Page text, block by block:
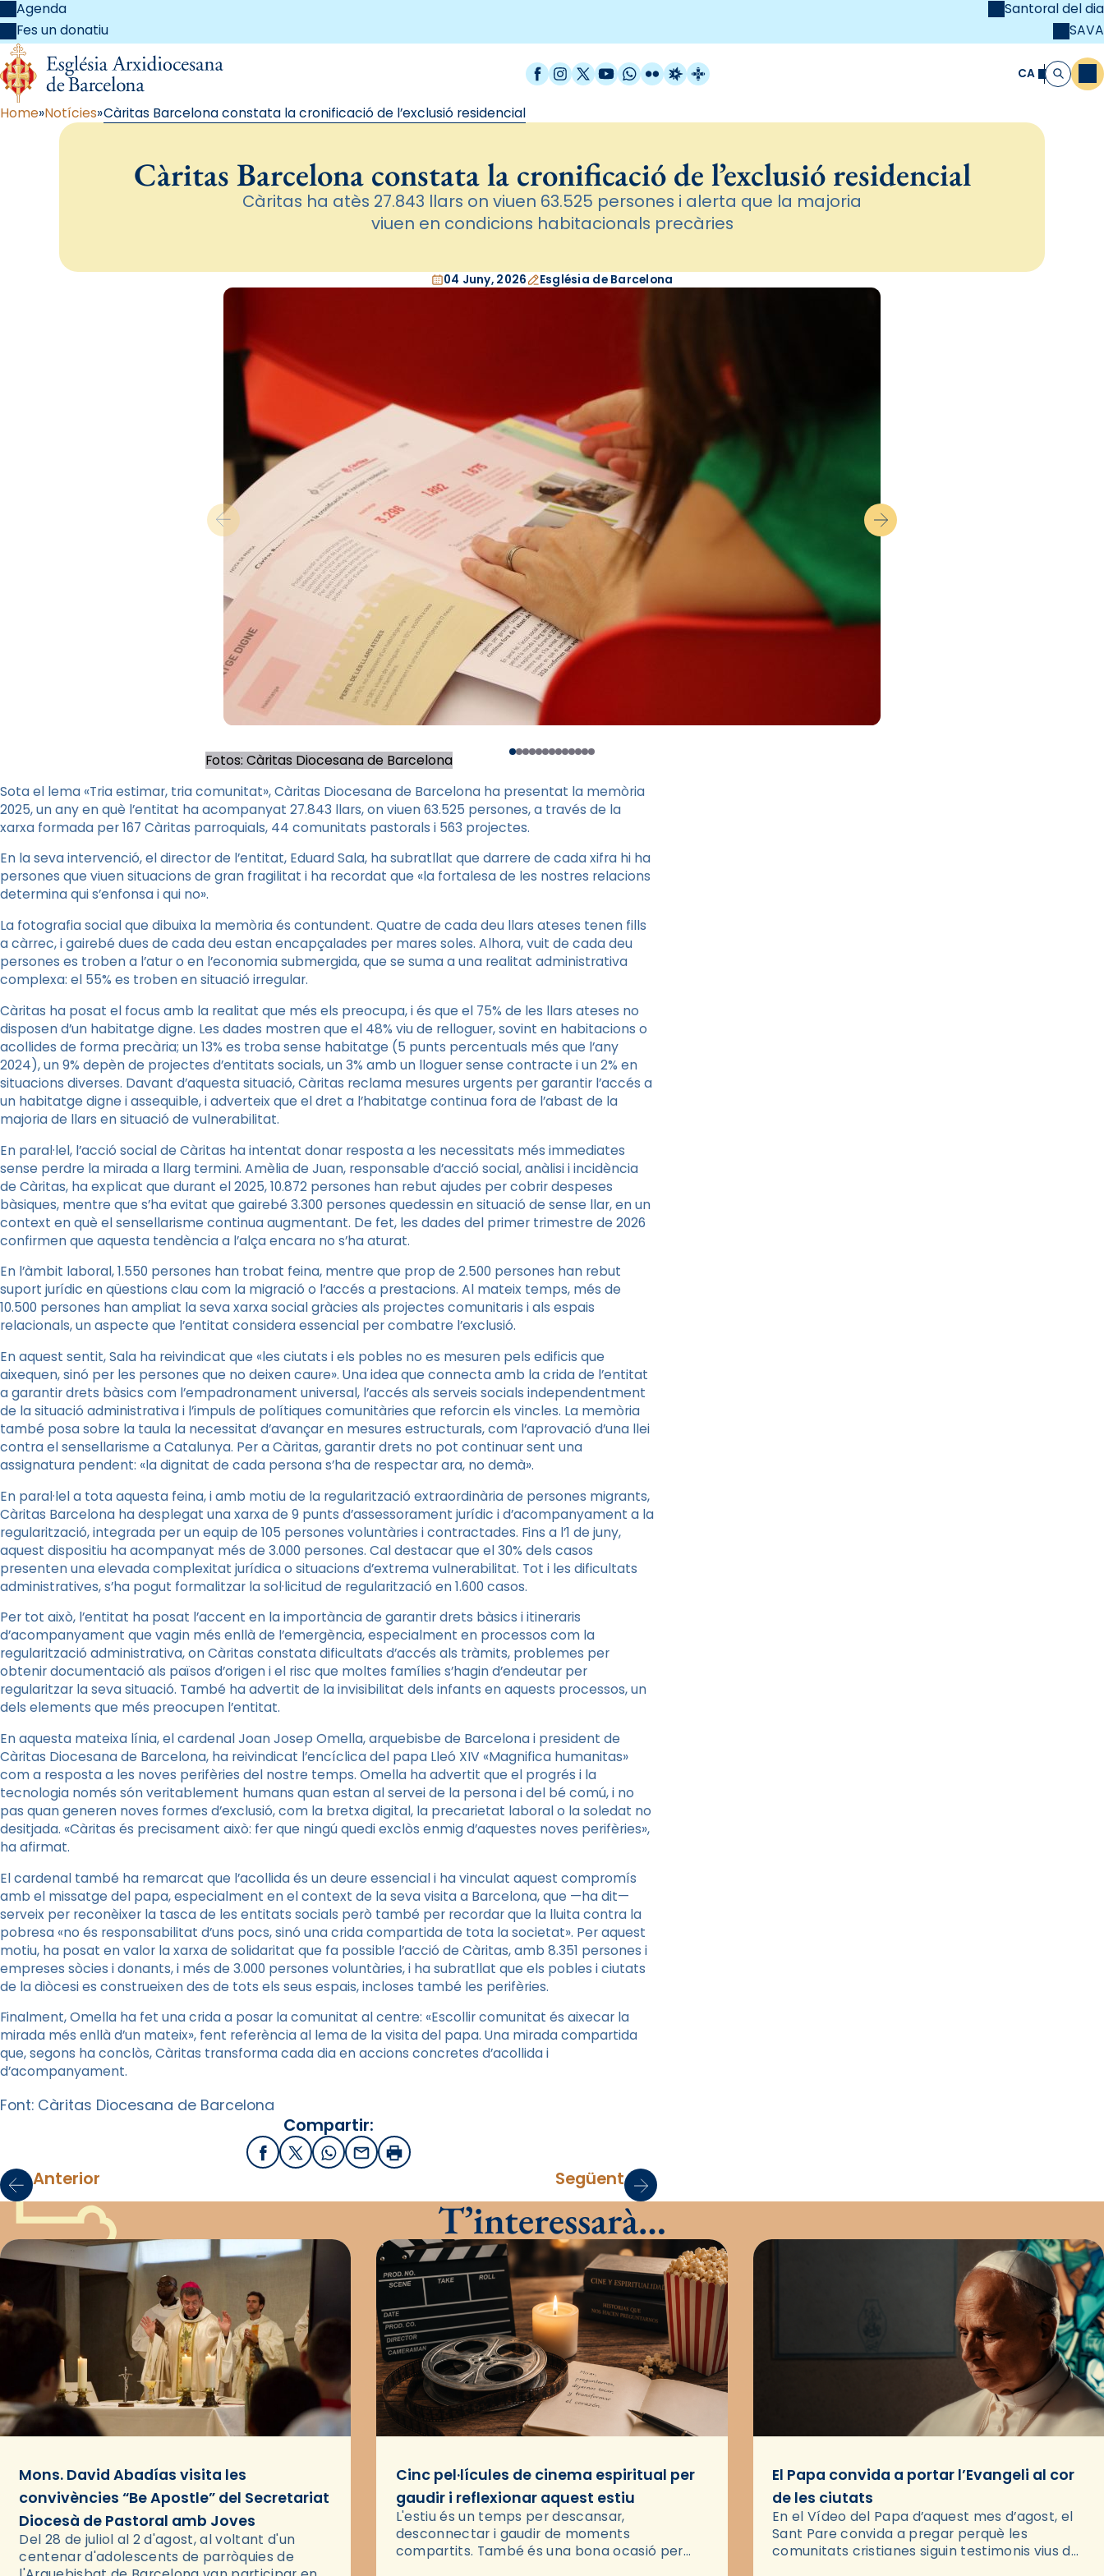
Agenda
Fes un donatiu
Santoral del dia
SAVA
Facebook
Instagram
X / Twitter
YouTube
WhatsApp
FlickrRadio Estel
Catalunya Cristiana CA Cerca
Home Notícies Càritas Barcelona constata la cronificació de l’exclusió residencial
Càritas Barcelona constata la cronificació de l’exclusió residencial
Càritas ha atès 27.843 llars on viuen 63.525 persones i alerta que la majoria
viuen en condicions habitacionals precàries
04 Juny, 2026 Església de Barcelona
Fotos: Càritas Diocesana de Barcelona
Sota el lema «Tria estimar, tria comunitat», Càritas Diocesana de Barcelona ha presentat la memòria
2025, un any en què l’entitat ha acompanyat 27.843 llars, on viuen 63.525 persones, a través de la
xarxa formada per 167 Càritas parroquials, 44 comunitats pastorals i 563 projectes.
En la seva intervenció, el director de l’entitat, Eduard Sala, ha subratllat que darrere de cada xifra hi ha
persones que viuen situacions de gran fragilitat i ha recordat que «la fortalesa de les nostres relacions
determina qui s’enfonsa i qui no».
La fotografia social que dibuixa la memòria és contundent. Quatre de cada deu llars ateses tenen fills
a càrrec, i gairebé dues de cada deu estan encapçalades per mares soles. Alhora, vuit de cada deu
persones es troben a l’atur o en l’economia submergida, que se suma a una realitat administrativa
complexa: el 55% es troben en situació irregular.
Càritas ha posat el focus amb la realitat que més els preocupa, i és que el 75% de les llars ateses no
disposen d’un habitatge digne. Les dades mostren que el 48% viu de relloguer, sovint en habitacions o
acollides de forma precària; un 13% es troba sense habitatge (5 punts percentuals més que l’any
2024), un 9% depèn de projectes d’entitats socials, un 3% amb un lloguer sense contracte i un 2% en
situacions diverses. Davant d’aquesta situació, Càritas reclama mesures urgents per garantir l’accés a
un habitatge digne i assequible, i adverteix que el dret a l’habitatge continua fora de l’abast de la
majoria de llars en situació de vulnerabilitat.
En paral·lel, l’acció social de Càritas ha intentat donar resposta a les necessitats més immediates
sense perdre la mirada a llarg termini. Amèlia de Juan, responsable d’acció social, anàlisi i incidència
de Càritas, ha explicat que durant el 2025, 10.872 persones han rebut ajudes per cobrir despeses
bàsiques, mentre que s’ha evitat que gairebé 3.300 persones quedessin en situació de sense llar, en un
context en què el sensellarisme continua augmentant. De fet, les dades del primer trimestre de 2026
confirmen que aquesta tendència a l’alça encara no s’ha aturat.
En l’àmbit laboral, 1.550 persones han trobat feina, mentre que prop de 2.500 persones han rebut
suport jurídic en qüestions clau com la migració o l’accés a prestacions. Al mateix temps, més de
10.500 persones han ampliat la seva xarxa social gràcies als projectes comunitaris i als espais
relacionals, un aspecte que l’entitat considera essencial per combatre l’exclusió.
En aquest sentit, Sala ha reivindicat que «les ciutats i els pobles no es mesuren pels edificis que
aixequen, sinó per les persones que no deixen caure». Una idea que connecta amb la crida de l’entitat
a garantir drets bàsics com l’empadronament universal, l’accés als serveis socials independentment
de la situació administrativa i l’impuls de polítiques comunitàries que reforcin els vincles. La memòria
també posa sobre la taula la necessitat d’avançar en mesures estructurals, com l’aprovació d’una llei
contra el sensellarisme a Catalunya. Per a Càritas, garantir drets no pot continuar sent una
assignatura pendent: «la dignitat de cada persona s’ha de respectar ara, no demà».
En paral·lel a tota aquesta feina, i amb motiu de la regularització extraordinària de persones migrants,
Càritas Barcelona ha desplegat una xarxa de 9 punts d’assessorament jurídic i d’acompanyament a la
regularització, integrada per un equip de 105 persones voluntàries i contractades. Fins a l’1 de juny,
aquest dispositiu ha acompanyat més de 3.000 persones. Cal destacar que el 30% dels casos
presenten una elevada complexitat jurídica o situacions d’extrema vulnerabilitat. Tot i les dificultats
administratives, s’ha pogut formalitzar la sol·licitud de regularització en 1.600 casos.
Per tot això, l’entitat ha posat l’accent en la importància de garantir drets bàsics i itineraris
d’acompanyament que vagin més enllà de l’emergència, especialment en processos com la
regularització administrativa, on Càritas constata dificultats d’accés als tràmits, problemes per
obtenir documentació als països d’origen i el risc que moltes famílies s’hagin d’endeutar per
regularitzar la seva situació. També ha advertit de la invisibilitat dels infants en aquests processos, un
dels elements que més preocupen l’entitat.
En aquesta mateixa línia, el cardenal Joan Josep Omella, arquebisbe de Barcelona i president de
Càritas Diocesana de Barcelona, ha reivindicat l’encíclica del papa Lleó XIV «Magnifica humanitas»
com a resposta a les noves perifèries del nostre temps. Omella ha advertit que el progrés i la
tecnologia només són veritablement humans quan estan al servei de la persona i del bé comú, i no
pas quan generen noves formes d’exclusió, com la bretxa digital, la precarietat laboral o la soledat no
desitjada. «Càritas és precisament això: fer que ningú quedi exclòs enmig d’aquestes noves perifèries»,
ha afirmat.
El cardenal també ha remarcat que l’acollida és un deure essencial i ha vinculat aquest compromís
amb el missatge del papa, especialment en el context de la seva visita a Barcelona, que —ha dit—
serveix per reconèixer la tasca de les entitats socials però també per recordar que la lluita contra la
pobresa «no és responsabilitat d’uns pocs, sinó una crida compartida de tota la societat». Per aquest
motiu, ha posat en valor la xarxa de solidaritat que fa possible l’acció de Càritas, amb 8.351 persones i
empreses sòcies i donants, i més de 3.000 persones voluntàries, i ha subratllat que els pobles i ciutats
de la diòcesi es construeixen des de tots els seus espais, incloses també les perifèries.
Finalment, Omella ha fet una crida a posar la comunitat al centre: «Escollir comunitat és aixecar la
mirada més enllà d’un mateix», fent referència al lema de la visita del papa. Una mirada compartida
que, segons ha conclòs, Càritas transforma cada dia en accions concretes d’acollida i
d’acompanyament.
Font: Càritas Diocesana de Barcelona
Compartir:
FacebookX / Twitter
WhatsApp
EmailImprimir
Anterior Següent
T’interessarà…
Mons. David Abadías visita les
convivències “Be Apostle” del Secretariat
Diocesà de Pastoral amb Joves
Del 28 de juliol al 2 d'agost, al voltant d'un
centenar d'adolescents de parròquies de
Cinc pel·lícules de cinema espiritual per
gaudir i reflexionar aquest estiu
L'estiu és un temps per descansar,
desconnectar i gaudir de moments
compartits. També és una bona ocasió per
El Papa convida a portar l’Evangeli al cor
de les ciutats
En el Vídeo del Papa d’aquest mes d’agost, el
Sant Pare convida a pregar perquè les
comunitats cristianes siguin testimonis vius de